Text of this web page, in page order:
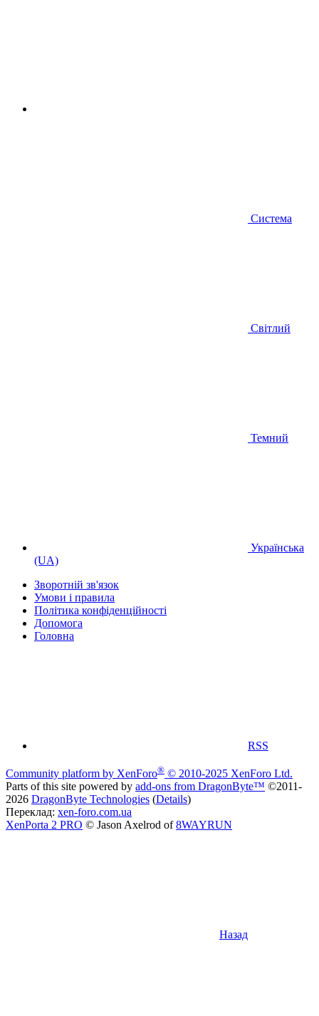
Система
Світлий
Темний
Українська
(UA)
Зворотній зв'язок
Умови і правила
Політика конфіденційності
Дoпoмoга
Головна
RSS
Community platform by XenForo® © 2010-2025 XenForo Ltd.
Parts of this site powered by add-ons from DragonByte™ ©2011-
2026 DragonByte Technologies (Details)
Переклад: xen-foro.com.ua
XenPorta 2 PRO © Jason Axelrod of8WAYRUN
Назад